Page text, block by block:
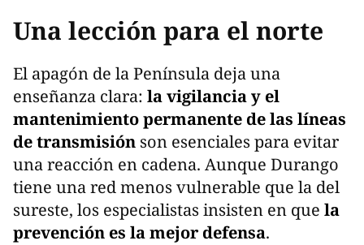
Una lección para el norte
El apagón de la Península deja una
enseñanza clara: la vigilancia y el
mantenimiento permanente de las líneas
de transmisión son esenciales para evitar
una reacción en cadena. Aunque Durango
tiene una red menos vulnerable que la del
sureste, los especialistas insisten en que la
prevención es la mejor defensa.